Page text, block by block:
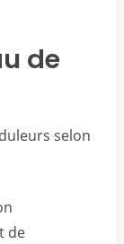
de
selon
de